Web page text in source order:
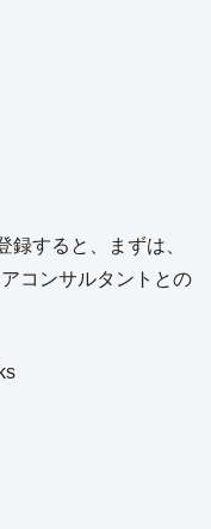
すると、まずは、
コンサルタントとの